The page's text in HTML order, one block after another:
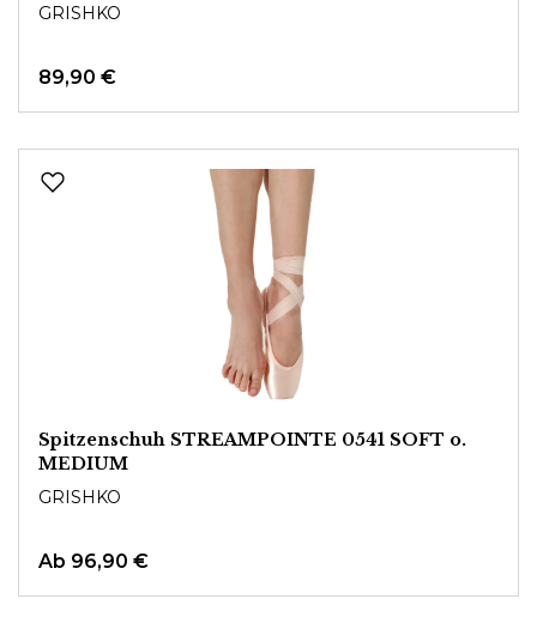
GRISHKO
89,90 €
Spitzenschuh STREAMPOINTE 0541 SOFT o.
MEDIUM
GRISHKO
Ab 96,90 €